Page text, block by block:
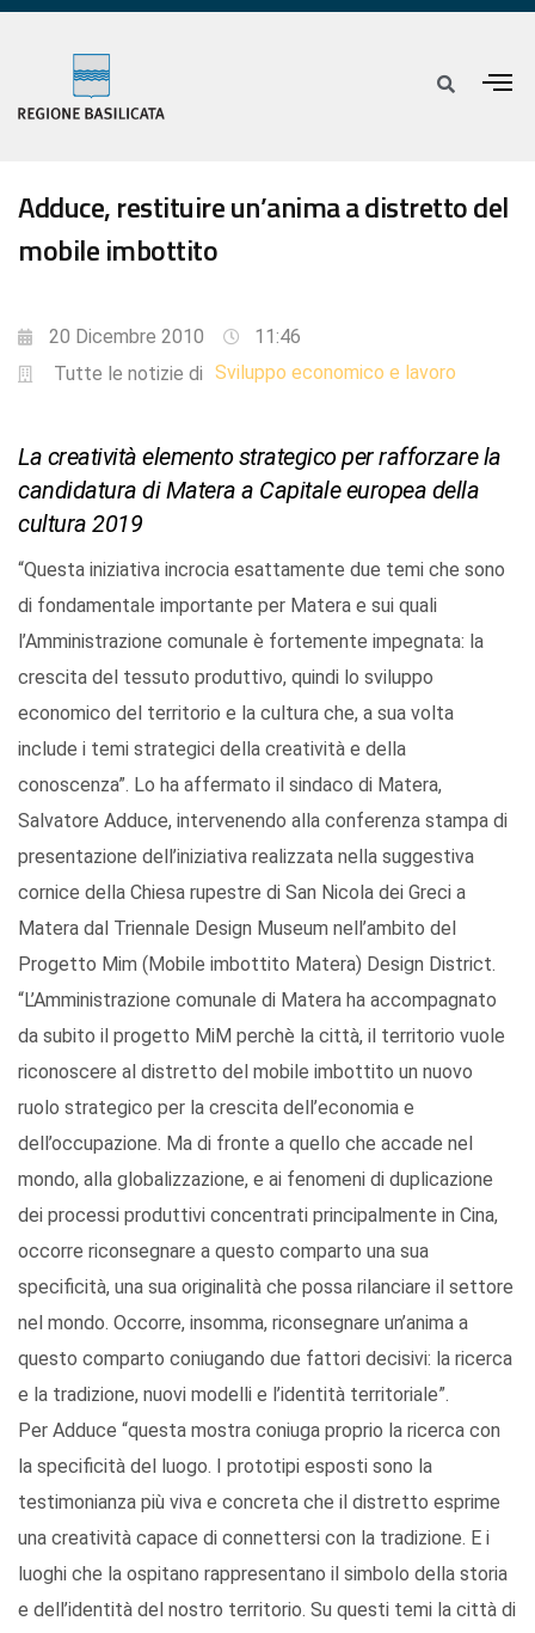
Adduce, restituire un’anima a distretto del
mobile imbottito
20 Dicembre 2010
11:46
Tutte le notizie di Sviluppo economico e lavoro
La creatività elemento strategico per rafforzare la
candidatura di Matera a Capitale europea della
cultura 2019
“Questa iniziativa incrocia esattamente due temi che sono
di fondamentale importante per Matera e sui quali
l’Amministrazione comunale è fortemente impegnata: la
crescita del tessuto produttivo, quindi lo sviluppo
economico del territorio e la cultura che, a sua volta
include i temi strategici della creatività e della
conoscenza”. Lo ha affermato il sindaco di Matera,
Salvatore Adduce, intervenendo alla conferenza stampa di
presentazione dell’iniziativa realizzata nella suggestiva
cornice della Chiesa rupestre di San Nicola dei Greci a
Matera dal Triennale Design Museum nell’ambito del
Progetto Mim (Mobile imbottito Matera) Design District.
“L’Amministrazione comunale di Matera ha accompagnato
da subito il progetto MiM perchè la città, il territorio vuole
riconoscere al distretto del mobile imbottito un nuovo
ruolo strategico per la crescita dell’economia e
dell’occupazione. Ma di fronte a quello che accade nel
mondo, alla globalizzazione, e ai fenomeni di duplicazione
dei processi produttivi concentrati principalmente in Cina,
occorre riconsegnare a questo comparto una sua
specificità, una sua originalità che possa rilanciare il settore
nel mondo. Occorre, insomma, riconsegnare un’anima a
questo comparto coniugando due fattori decisivi: la ricerca
e la tradizione, nuovi modelli e l’identità territoriale”.
Per Adduce “questa mostra coniuga proprio la ricerca con
la specificità del luogo. I prototipi esposti sono la
testimonianza più viva e concreta che il distretto esprime
una creatività capace di connettersi con la tradizione. E i
luoghi che la ospitano rappresentano il simbolo della storia
e dell’identità del nostro territorio. Su questi temi la città di